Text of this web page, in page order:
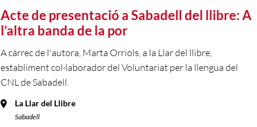
Acte de presentació a Sabadell del llibre: A
l’altra banda de la por
A càrrec de l'autora, Marta Orriols, a la Llar del llibre,
establiment col·laborador del Voluntariat per la llengua del
CNL de Sabadell.
La Llar del Llibre
Sabadell